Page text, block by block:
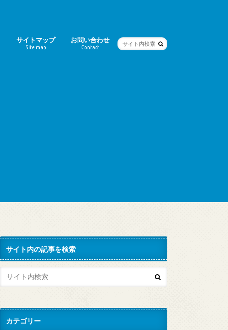
サイトマップ
Site map
お問い合わせ
Contact
サイト内の記事を検索
カテゴリー